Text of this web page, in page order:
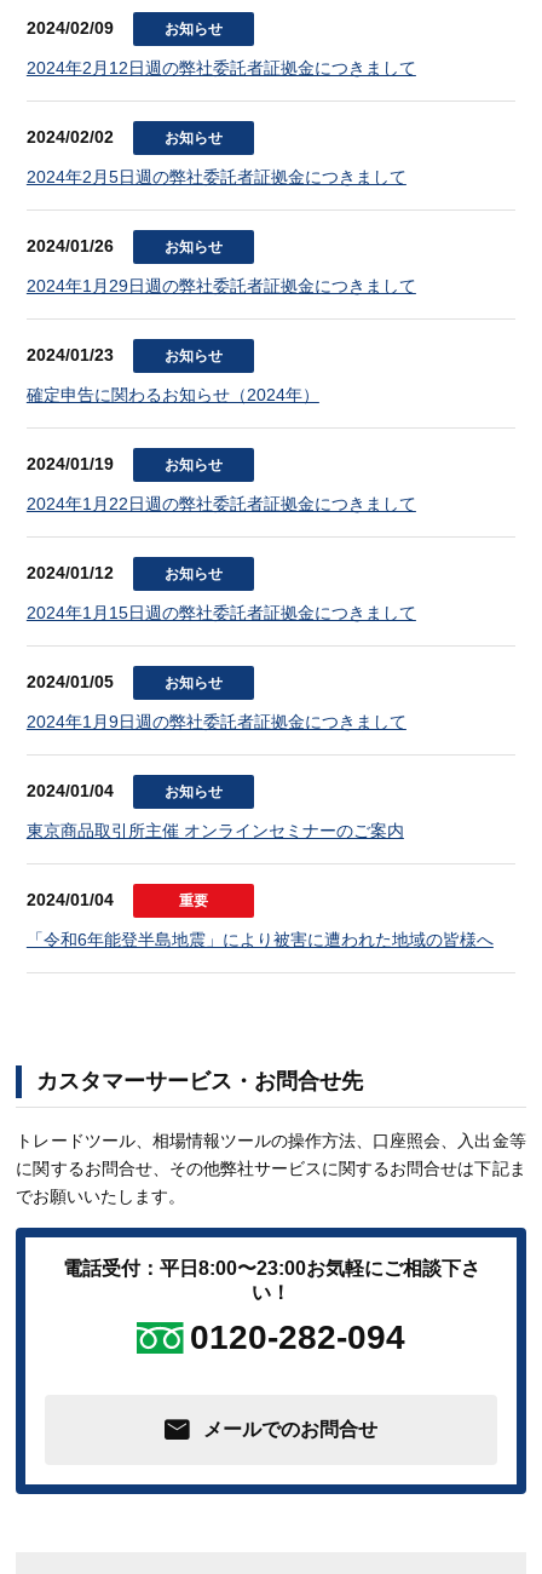
2024/02/09 お知らせ
2024年2月12日週の弊社委託者証拠金につきまして
2024/02/02 お知らせ
2024年2月5日週の弊社委託者証拠金につきまして
2024/01/26 お知らせ
2024年1月29日週の弊社委託者証拠金につきまして
2024/01/23 お知らせ
確定申告に関わるお知らせ（2024年）
2024/01/19 お知らせ
2024年1月22日週の弊社委託者証拠金につきまして
2024/01/12 お知らせ
2024年1月15日週の弊社委託者証拠金につきまして
2024/01/05 お知らせ
2024年1月9日週の弊社委託者証拠金につきまして
2024/01/04 お知らせ
東京商品取引所主催 オンラインセミナーのご案内
2024/01/04 重要
「令和6年能登半島地震」により被害に遭われた地域の皆様へ
カスタマーサービス・お問合せ先
トレードツール、相場情報ツールの操作方法、口座照会、入出金等
に関するお問合せ、その他弊社サービスに関するお問合せは下記ま
でお願いいたします。
電話受付：平日8:00〜23:00お気軽にご相談下さ
い！
0120-282-094
メールでのお問合せ